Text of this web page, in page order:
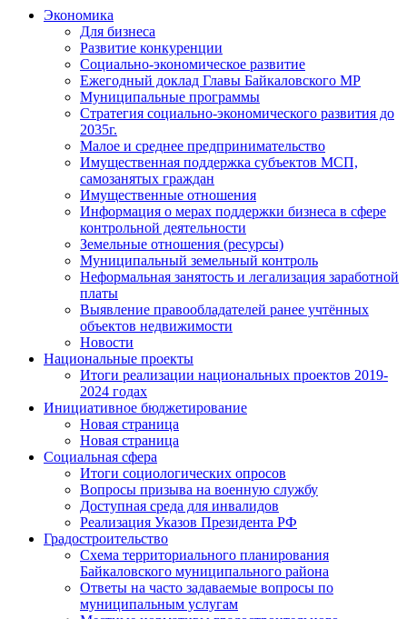
Экономика
Для бизнеса
Развитие конкуренции
Социально-экономическое развитие
Ежегодный доклад Главы Байкаловского МР
Муниципальные программы
Стратегия социально-экономического развития до
2035г.
Малое и среднее предпринимательство
Имущественная поддержка субъектов МСП,
самозанятых граждан
Имущественные отношения
Информация о мерах поддержки бизнеса в сфере
контрольной деятельности
Земельные отношения (ресурсы)
Муниципальный земельный контроль
Неформальная занятость и легализация заработной
платы
Выявление правообладателей ранее учтённых
объектов недвижимости
Новости
Национальные проекты
Итоги реализации национальных проектов 2019-
2024 годах
Инициативное бюджетирование
Новая страница
Новая страница
Социальная сфера
Итоги социологических опросов
Вопросы призыва на военную службу
Доступная среда для инвалидов
Реализация Указов Президента РФ
Градостроительство
Схема территориального планирования
Байкаловского муниципального района
Ответы на часто задаваемые вопросы по
муниципальным услугам